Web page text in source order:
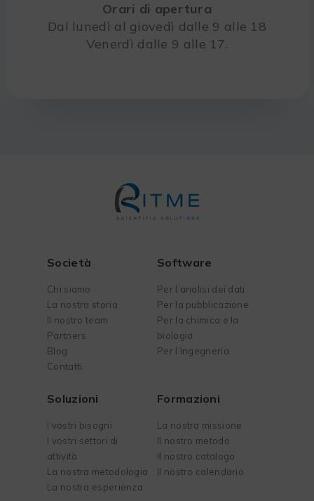
Orari di apertura
Dal lunedì al giovedì dalle 9 alle 18
Venerdì dalle 9 alle 17.
Società
Chi siamo
La nostra storia
Il nostro team
Partners
Blog
Contatti
Software
Per l’analisi dei dati
Per la pubblicazione
Per la chimica e la
biologia
Per l’ingegneria
Soluzioni
I vostri bisogni
I vostri settori di
attività
La nostra metodologia
La nostra esperienza
Formazioni
La nostra missione
Il nostro metodo
Il nostro catalogo
Il nostro calendario